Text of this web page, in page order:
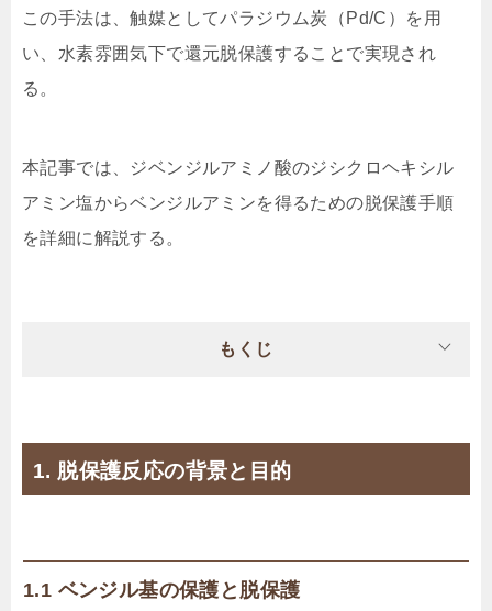
この手法は、触媒としてパラジウム炭（Pd/C）を用
い、水素雰囲気下で還元脱保護することで実現され
る。
本記事では、ジベンジルアミノ酸のジシクロヘキシル
アミン塩からベンジルアミンを得るための脱保護手順
を詳細に解説する。
もくじ
1. 脱保護反応の背景と目的
1.1 ベンジル基の保護と脱保護